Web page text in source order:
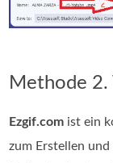
Methode 2.
Ezgif.com ist ein
zum Erstellen